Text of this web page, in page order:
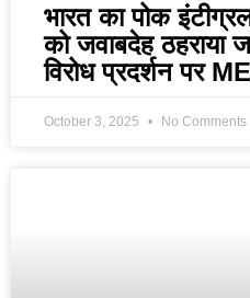
भारत का पोक
को जवाबदेह ठहराया
विरोध प्रदर्शन पर
October 3, 2025 No Comments